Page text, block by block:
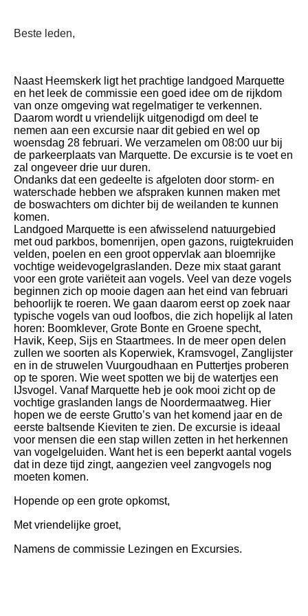
Beste leden,
Naast Heemskerk ligt het prachtige landgoed Marquette
en het leek de commissie een goed idee om de rijkdom
van onze omgeving wat regelmatiger te verkennen.
Daarom wordt u vriendelijk uitgenodigd om deel te
nemen aan een excursie naar dit gebied en wel op
woensdag 28 februari. We verzamelen om 08:00 uur bij
de parkeerplaats van Marquette. De excursie is te voet en
zal ongeveer drie uur duren.
Ondanks dat een gedeelte is afgeloten door storm- en
waterschade hebben we afspraken kunnen maken met
de boswachters om dichter bij de weilanden te kunnen
komen.
Landgoed Marquette is een afwisselend natuurgebied
met oud parkbos, bomenrijen, open gazons, ruigtekruiden
velden, poelen en een groot oppervlak aan bloemrijke
vochtige weidevogelgraslanden. Deze mix staat garant
voor een grote variëteit aan vogels. Veel van deze vogels
beginnen zich op mooie dagen aan het eind van februari
behoorlijk te roeren. We gaan daarom eerst op zoek naar
typische vogels van oud loofbos, die zich hopelijk al laten
horen: Boomklever, Grote Bonte en Groene specht,
Havik, Keep, Sijs en Staartmees. In de meer open delen
zullen we soorten als Koperwiek, Kramsvogel, Zanglijster
en in de struwelen Vuurgoudhaan en Puttertjes proberen
op te sporen. Wie weet spotten we bij de watertjes een
IJsvogel. Vanaf Marquette heb je ook mooi zicht op de
vochtige graslanden langs de Noordermaatweg. Hier
hopen we de eerste Grutto’s van het komend jaar en de
eerste baltsende Kieviten te zien. De excursie is ideaal
voor mensen die een stap willen zetten in het herkennen
van vogelgeluiden. Want het is een beperkt aantal vogels
dat in deze tijd zingt, aangezien veel zangvogels nog
moeten komen.
Hopende op een grote opkomst,
Met vriendelijke groet,
Namens de commissie Lezingen en Excursies.